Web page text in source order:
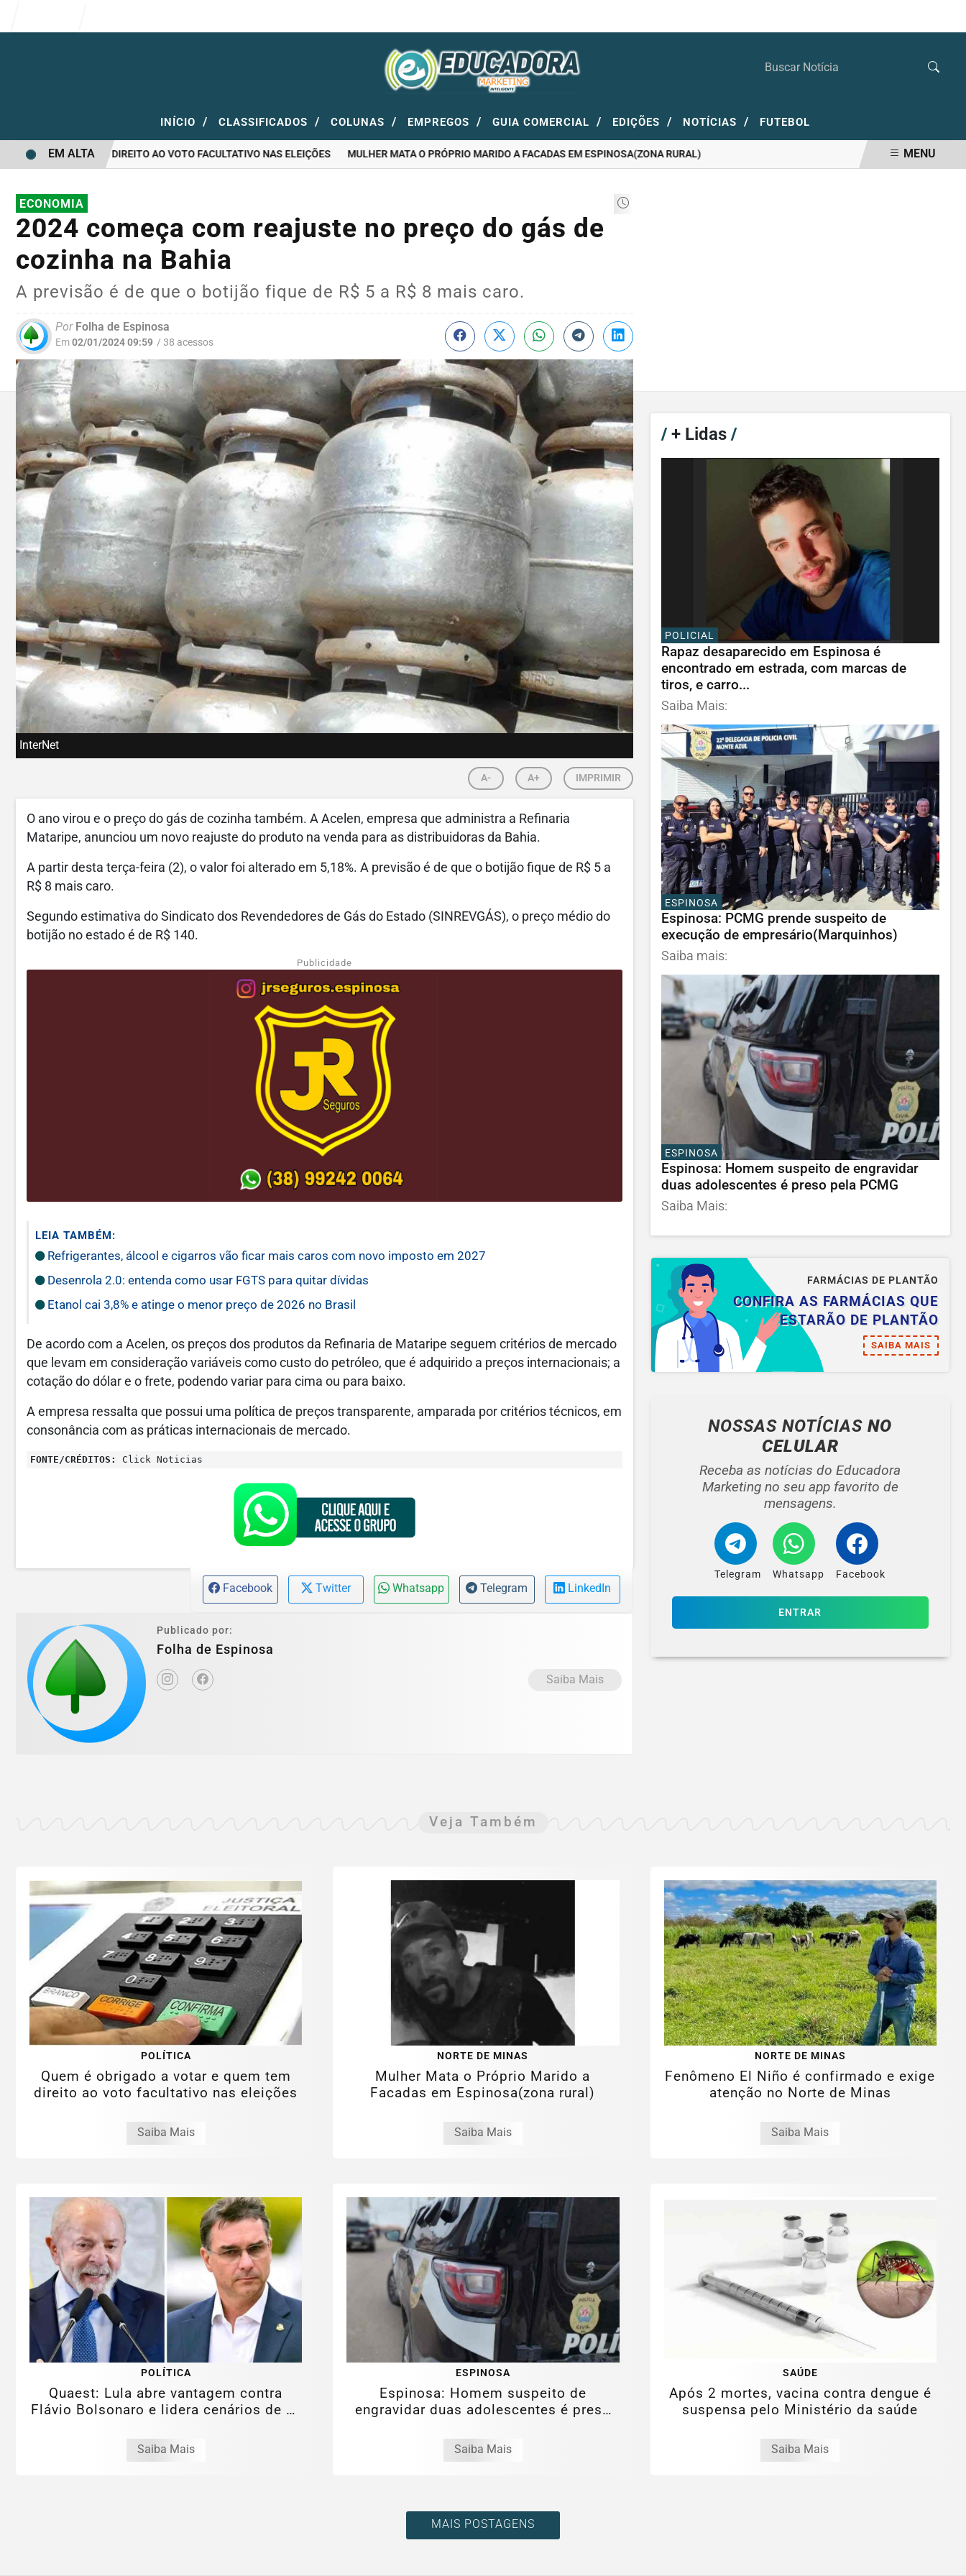
INÍCIO / CLASSIFICADOS / COLUNAS / EMPREGOS / GUIA COMERCIAL / EDIÇÕES / NOTÍCIAS / FUTEBOL
E QUEM TEM DIREITO AO VOTO FACULTATIVO NAS ELEIÇÕES MULHER MATA O PRÓPRIO MARIDO A FACADAS EM ESPINOSA(ZONA RURAL)
EM ALTA MENU
ECONOMIA
2024 começa com reajuste no preço do gás de
cozinha na Bahia
A previsão é de que o botijão fique de R$ 5 a R$ 8 mais caro.
PorFolha de Espinosa
Em02/01/2024 09:59 / 38 acessos
InterNet
A- A+ IMPRIMIR
O ano virou e o preço do gás de cozinha também. A Acelen, empresa que administra a Refinaria
Mataripe, anunciou um novo reajuste do produto na venda para as distribuidoras da Bahia.
A partir desta terça-feira (2), o valor foi alterado em 5,18%. A previsão é de que o botijão fique de R$ 5 a
R$ 8 mais caro.
Segundo estimativa do Sindicato dos Revendedores de Gás do Estado (SINREVGÁS), o preço médio do
botijão no estado é de R$ 140.
Publicidade
LEIA TAMBÉM:
Refrigerantes, álcool e cigarros vão ficar mais caros com novo imposto em 2027
Desenrola 2.0: entenda como usar FGTS para quitar dívidas
Etanol cai 3,8% e atinge o menor preço de 2026 no Brasil
De acordo com a Acelen, os preços dos produtos da Refinaria de Mataripe seguem critérios de mercado
que levam em consideração variáveis como custo do petróleo, que é adquirido a preços internacionais; a
cotação do dólar e o frete, podendo variar para cima ou para baixo.
A empresa ressalta que possui uma política de preços transparente, amparada por critérios técnicos, em
consonância com as práticas internacionais de mercado.
FONTE/CRÉDITOS: Click Noticias
Facebook Twitter Whatsapp Telegram LinkedIn
Publicado por:
Folha de Espinosa
Saiba Mais
/+ Lidas /
POLICIAL
Rapaz desaparecido em Espinosa é
encontrado em estrada, com marcas de
tiros, e carro...
Saiba Mais:
ESPINOSA
Espinosa: PCMG prende suspeito de
execução de empresário(Marquinhos)
Saiba mais:
ESPINOSA
Espinosa: Homem suspeito de engravidar
duas adolescentes é preso pela PCMG
Saiba Mais:
FARMÁCIAS DE PLANTÃO
CONFIRA AS FARMÁCIAS QUE
ESTARÃO DE PLANTÃO
SAIBA MAIS
NOSSAS NOTÍCIASNO
CELULAR
Receba as notícias do Educadora
Marketing no seu app favorito de
mensagens.
Telegram Whatsapp Facebook
ENTRAR
Veja Também
POLÍTICA
Quem é obrigado a votar e quem tem
direito ao voto facultativo nas eleições
Saiba Mais
NORTE DE MINAS
Mulher Mata o Próprio Marido a
Facadas em Espinosa(zona rural)
Saiba Mais
NORTE DE MINAS
Fenômeno El Niño é confirmado e exige
atenção no Norte de Minas
Saiba Mais
POLÍTICA
Quaest: Lula abre vantagem contra
Flávio Bolsonaro e lidera cenários de 1°
Saiba Mais
ESPINOSA
Espinosa: Homem suspeito de
engravidar duas adolescentes é preso
Saiba Mais
SAÚDE
Após 2 mortes, vacina contra dengue é
suspensa pelo Ministério da saúde
Saiba Mais
MAIS POSTAGENS